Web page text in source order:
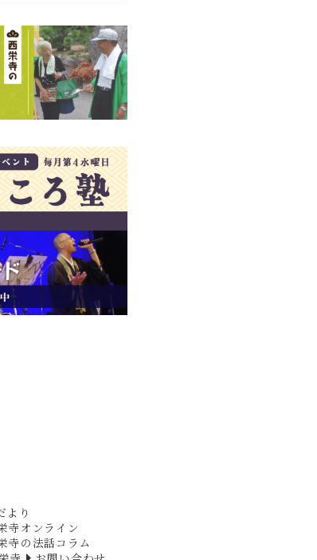
より
寺オンライン
寺の法話コラム